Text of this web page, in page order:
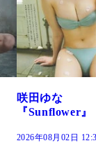
藤水咲桜『花
だまり』
2026年08月02日